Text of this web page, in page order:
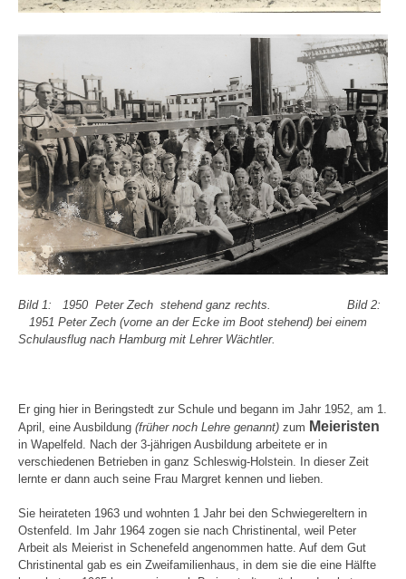
Bild 1: 1950 Peter Zech stehend ganz rechts. Bild 2:
1951 Peter Zech (vorne an der Ecke im Boot stehend) bei einem
Schulausflug nach Hamburg mit Lehrer Wächtler.
Er ging hier in Beringstedt zur Schule und begann im Jahr 1952, am 1.
April, eine Ausbildung (früher noch Lehre genannt) zum Meieristen
in Wapelfeld. Nach der 3-jährigen Ausbildung arbeitete er in
verschiedenen Betrieben in ganz Schleswig-Holstein. In dieser Zeit
lernte er dann auch seine Frau Margret kennen und lieben.
Sie heirateten 1963 und wohnten 1 Jahr bei den Schwiegereltern in
Ostenfeld. Im Jahr 1964 zogen sie nach Christinental, weil Peter
Arbeit als Meierist in Schenefeld angenommen hatte. Auf dem Gut
Christinental gab es ein Zweifamilienhaus, in dem sie die eine Hälfte